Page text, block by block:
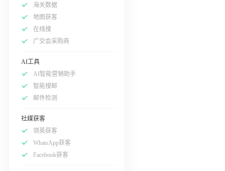
海关数据
地图获客
在线搜
广交会采购商
AI工具
AI智能营销助手
智能搜邮
邮件检测
社媒获客
领英获客
WhatsApp获客
Facebook获客